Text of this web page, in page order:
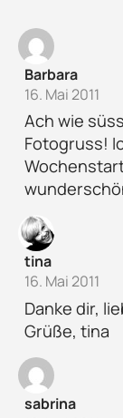
Barbara
16. Mai 2011
Ach wie
Fotogruss!
tina
16. Mai 2011
Danke dir,
Grüße, tina
sabrina